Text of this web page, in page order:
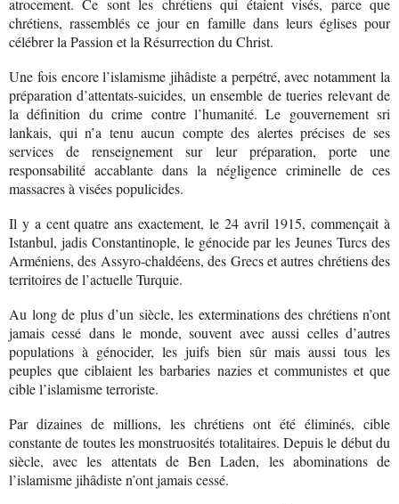
atrocement. Ce sont les chrétiens qui étaient visés, parce que
chrétiens, rassemblés ce jour en famille dans leurs églises pour
célébrer la Passion et la Résurrection du Christ.
Une fois encore l’islamisme jihâdiste a perpétré, avec notamment la
préparation d’attentats-suicides, un ensemble de tueries relevant de
la définition du crime contre l’humanité. Le gouvernement sri
lankais, qui n’a tenu aucun compte des alertes précises de ses
services de renseignement sur leur préparation, porte une
responsabilité accablante dans la négligence criminelle de ces
massacres à visées populicides.
Il y a cent quatre ans exactement, le 24 avril 1915, commençait à
Istanbul, jadis Constantinople, le génocide par les Jeunes Turcs des
Arméniens, des Assyro-chaldéens, des Grecs et autres chrétiens des
territoires de l’actuelle Turquie.
Au long de plus d’un siècle, les exterminations des chrétiens n’ont
jamais cessé dans le monde, souvent avec aussi celles d’autres
populations à génocider, les juifs bien sûr mais aussi tous les
peuples que ciblaient les barbaries nazies et communistes et que
cible l’islamisme terroriste.
Par dizaines de millions, les chrétiens ont été éliminés, cible
constante de toutes les monstruosités totalitaires. Depuis le début du
siècle, avec les attentats de Ben Laden, les abominations de
l’islamisme jihâdiste n’ont jamais cessé.